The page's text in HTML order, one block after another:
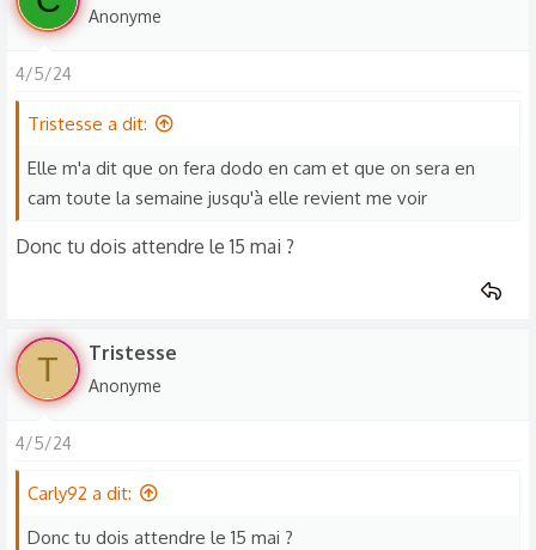
Anonyme
4/5/24
Tristesse a dit:
Elle m'a dit que on fera dodo en cam et que on sera en
cam toute la semaine jusqu'à elle revient me voir
Donc tu dois attendre le 15 mai ?
T Tristesse
Anonyme
4/5/24
Carly92 a dit:
Donc tu dois attendre le 15 mai ?